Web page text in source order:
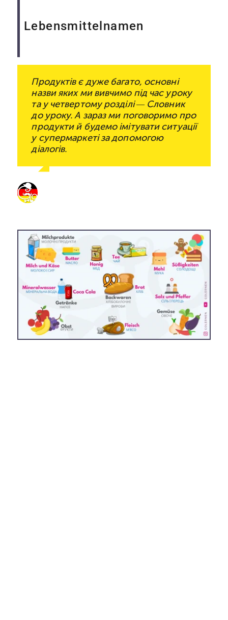
Lebensmittelnamen
Продуктів є дуже багато, основні
назви яких ми вивчимо під час уроку
та у четвертому розділі — Словник
до уроку. А зараз ми поговоримо про
продукти й будемо імітувати ситуації
у супермаркеті за допомогою
діалогів.